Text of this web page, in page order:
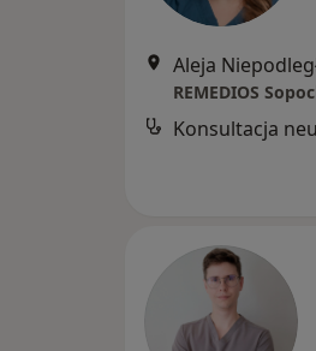
Aleja
Konsultacja